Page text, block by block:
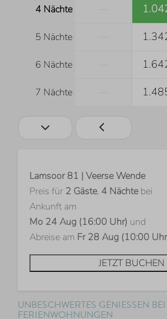
4 Nächte
5 Nächte
6 Nächte
7 Nächte
Lamsoor 81 | Veerse Wende
Preis für 2 Gäste, 4 Nächtebei
Ankunft am
Mo 24 Aug (16:00 Uhr) und
Abreise am Fr 28 Aug (10:00
JETZT BUCHEN
UNBESCHWERTES GENIESSEN BEI
ERIENWOHNUNGEN